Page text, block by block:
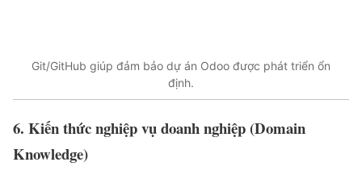
Git/GitHub giúp đảm bảo dự án Odoo được phát triển ổn
định.
6. Kiến thức nghiệp vụ doanh nghiệp (Domain
Knowledge)